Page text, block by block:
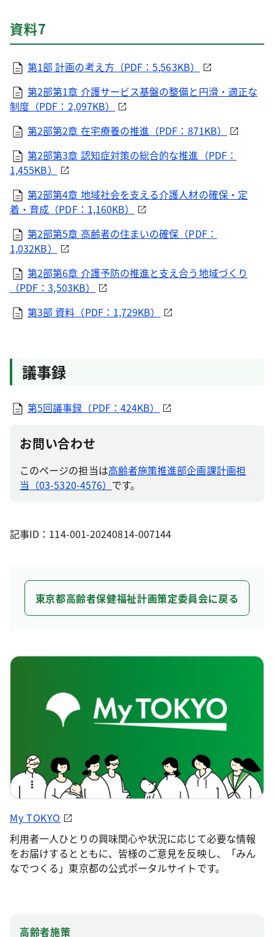
資料7
第1部 計画の考え方（PDF：5,563KB）
第2部第1章 介護サービス基盤の整備と円滑・適正な
制度（PDF：2,097KB）
第2部第2章 在宅療養の推進（PDF：871KB）
第2部第3章 認知症対策の総合的な推進（PDF：
1,455KB）
第2部第4章 地域社会を支える介護人材の確保・定
着・育成（PDF：1,160KB）
第2部第5章 高齢者の住まいの確保（PDF：
1,032KB）
第2部第6章 介護予防の推進と支え合う地域づくり
（PDF：3,503KB）
第3部 資料（PDF：1,729KB）
議事録
第5回議事録（PDF：424KB）
お問い合わせ
このページの担当は高齢者施策推進部企画課計画担
当（03-5320-4576） です。
記事ID：114-001-20240814-007144
東京都高齢者保健福祉計画策定委員会に戻る
My TOKYO
利用者一人ひとりの興味関心や状況に応じて必要な情報
をお届けするとともに、皆様のご意見を反映し、「みん
なでつくる」東京都の公式ポータルサイトです。
高齢者施策